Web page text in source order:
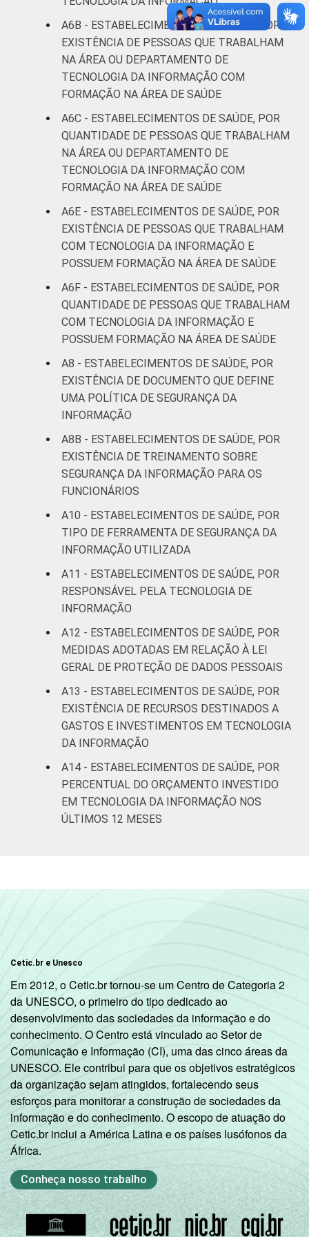
A6B - ESTABELECIMENTOS DE SAÚDE, POR
EXISTÊNCIA DE PESSOAS QUE TRABALHAM
NA ÁREA OU DEPARTAMENTO DE
TECNOLOGIA DA INFORMAÇÃO COM
FORMAÇÃO NA ÁREA DE SAÚDE
A6C - ESTABELECIMENTOS DE SAÚDE, POR
QUANTIDADE DE PESSOAS QUE TRABALHAM
NA ÁREA OU DEPARTAMENTO DE
TECNOLOGIA DA INFORMAÇÃO COM
FORMAÇÃO NA ÁREA DE SAÚDE
A6E - ESTABELECIMENTOS DE SAÚDE, POR
EXISTÊNCIA DE PESSOAS QUE TRABALHAM
COM TECNOLOGIA DA INFORMAÇÃO E
POSSUEM FORMAÇÃO NA ÁREA DE SAÚDE
A6F - ESTABELECIMENTOS DE SAÚDE, POR
QUANTIDADE DE PESSOAS QUE TRABALHAM
COM TECNOLOGIA DA INFORMAÇÃO E
POSSUEM FORMAÇÃO NA ÁREA DE SAÚDE
A8 - ESTABELECIMENTOS DE SAÚDE, POR
EXISTÊNCIA DE DOCUMENTO QUE DEFINE
UMA POLÍTICA DE SEGURANÇA DA
INFORMAÇÃO
A8B - ESTABELECIMENTOS DE SAÚDE, POR
EXISTÊNCIA DE TREINAMENTO SOBRE
SEGURANÇA DA INFORMAÇÃO PARA OS
FUNCIONÁRIOS
A10 - ESTABELECIMENTOS DE SAÚDE, POR
TIPO DE FERRAMENTA DE SEGURANÇA DA
INFORMAÇÃO UTILIZADA
A11 - ESTABELECIMENTOS DE SAÚDE, POR
RESPONSÁVEL PELA TECNOLOGIA DE
INFORMAÇÃO
A12 - ESTABELECIMENTOS DE SAÚDE, POR
MEDIDAS ADOTADAS EM RELAÇÃO À LEI
GERAL DE PROTEÇÃO DE DADOS PESSOAIS
A13 - ESTABELECIMENTOS DE SAÚDE, POR
EXISTÊNCIA DE RECURSOS DESTINADOS A
GASTOS E INVESTIMENTOS EM TECNOLOGIA
DA INFORMAÇÃO
A14 - ESTABELECIMENTOS DE SAÚDE, POR
PERCENTUAL DO ORÇAMENTO INVESTIDO
EM TECNOLOGIA DA INFORMAÇÃO NOS
ÚLTIMOS 12 MESES
Cetic.br e Unesco
Em 2012, o Cetic.br tornou-se um Centro de Categoria 2
da UNESCO, o primeiro do tipo dedicado ao
desenvolvimento das sociedades da informação e do
conhecimento. O Centro está vinculado ao Setor de
Comunicação e Informação (CI), uma das cinco áreas da
UNESCO. Ele contribui para que os objetivos estratégicos
da organização sejam atingidos, fortalecendo seus
esforços para monitorar a construção de sociedades da
informação e do conhecimento. O escopo de atuação do
Cetic.br inclui a América Latina e os países lusófonos da
África.
Conheça nosso trabalho